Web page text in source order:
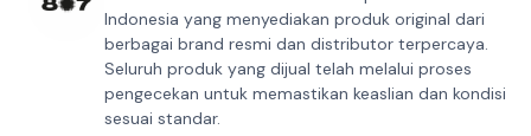
Indonesia yang menyediakan produk original dari
berbagai brand resmi dan distributor terpercaya.
Seluruh produk yang dijual telah melalui proses
pengecekan untuk memastikan keaslian dan kondisi
sesuai standar.